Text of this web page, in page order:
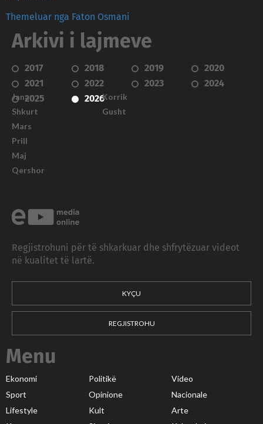
Themeluar nga Faton Osmani
Arkivi i lajmeve
2017 2018 2019
2020
2021
2022 2023
2024
2025
2026
Janar
Shkurt
Mars
Prill
Maj
Qershor
Korrik
Gusht
Regjistrohuni për të shkarkuar dhe shfrytëzuar videot
në kualitet të lartë.
KYÇU
REGJISTROHU
Menu
Ekonomi Politikë
Video
Sport
Opinione
Nacionale
Lifestyle
Kult
Arte